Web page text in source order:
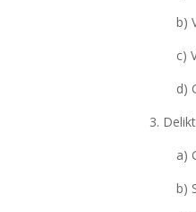
b)
c)
d)
3.
a)
b)